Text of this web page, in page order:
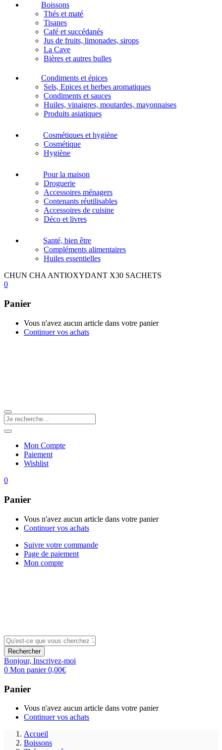
Boissons
Thés et maté
Tisanes
Café et succédanés
Jus de fruits, limonades, sirops
La Cave
Bières et autres bulles
Condiments et épices
Sels, Epices et herbes aromatiques
Condiments et sauces
Huiles, vinaigres, moutardes, mayonnaises
Produits asiatiques
Cosmétiques et hygiène
Cosmétique
Hygiène
Pour la maison
Droguerie
Accessoires ménagers
Contenants réutilisables
Accessoires de cuisine
Déco et livres
Santé, bien être
Compléments alimentaires
Huiles essentielles
CHUN CHA ANTIOXYDANT X30 SACHETS
0
Panier
Vous n'avez aucun article dans votre panier
Continuer vos achats
Mon Compte
Paiement
Wishlist
0
Panier
Vous n'avez aucun article dans votre panier
Continuer vos achats
Suivre votre commande
Page de paiement
Mon compte
Rechercher
Bonjour, Inscrivez-moi
0 Mon panier0,00€
Panier
Vous n'avez aucun article dans votre panier
Continuer vos achats
Accueil
Boissons